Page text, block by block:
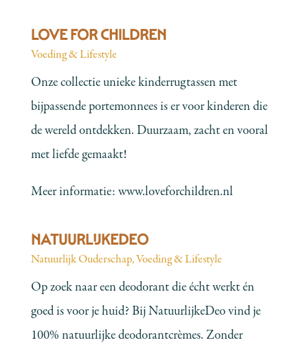
LOVE FOR CHILDREN
Voeding & Lifestyle
Onze collectie unieke kinderrugtassen met
bijpassende portemonnees is er voor kinderen die
de wereld ontdekken. Duurzaam, zacht en vooral
met liefde gemaakt!
Meer informatie:www.loveforchildren.nl
NATUURLIJKEDEO
Natuurlijk Ouderschap,Voeding & Lifestyle
Op zoek naar een deodorant die écht werkt én
goed is voor je huid? Bij NatuurlijkeDeo vind je
100% natuurlijke deodorantcrèmes. Zonder